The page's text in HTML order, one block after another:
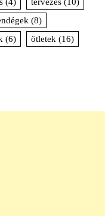
(8)
(6) ötletek (16)